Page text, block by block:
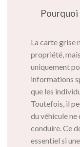
La carte grise
propriété,
uniquement
informations
que les
Toutefois, il
du véhicule ne
conduire. Ce
essentiel si